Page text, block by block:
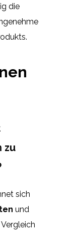
die
zu
sich
und